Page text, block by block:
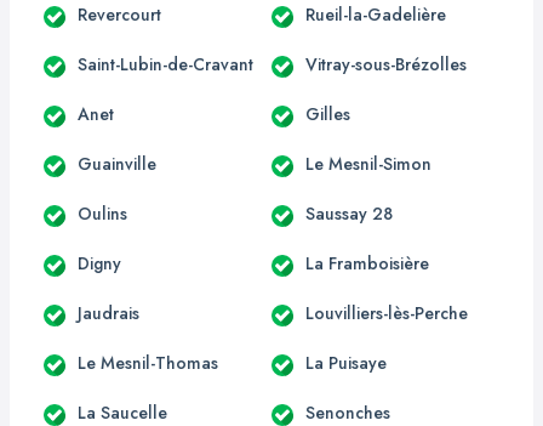
Revercourt Rueil-la-Gadelière
Saint-Lubin-de-Cravant Vitray-sous-Brézolles
Anet Gilles
Guainville Le Mesnil-Simon
Oulins Saussay 28
Digny La Framboisière
Jaudrais Louvilliers-lès-Perche
Le Mesnil-Thomas La Puisaye
La Saucelle Senonches